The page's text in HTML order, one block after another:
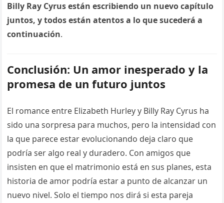
Billy Ray Cyrus están escribiendo un nuevo capítulo
juntos, y todos están atentos a lo que sucederá a
continuación.
Conclusión: Un amor inesperado y la
promesa de un futuro juntos
El romance entre Elizabeth Hurley y Billy Ray Cyrus ha
sido una sorpresa para muchos, pero la intensidad con
la que parece estar evolucionando deja claro que
podría ser algo real y duradero. Con amigos que
insisten en que el matrimonio está en sus planes, esta
historia de amor podría estar a punto de alcanzar un
nuevo nivel. Solo el tiempo nos dirá si esta pareja